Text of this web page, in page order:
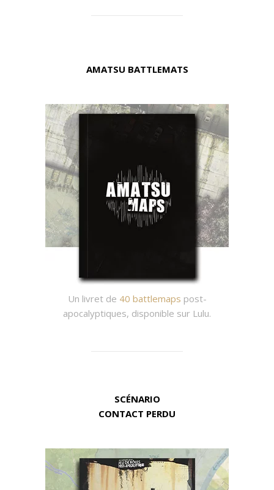
AMATSU BATTLEMATS
Un livret de 40 battlemaps post-
apocalyptiques, disponible sur Lulu.
SCÉNARIO
CONTACT PERDU